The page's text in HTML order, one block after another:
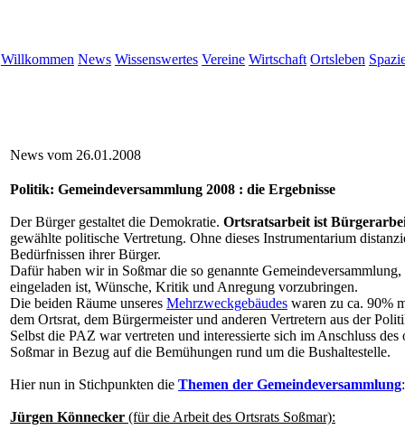
Willkommen News Wissenswertes Vereine Wirtschaft Ortsleben
News vom 26.01.2008
Politik: Gemeindeversammlung 2008 : die Ergebnisse
Der Bürger gestaltet die Demokratie. Ortsratsarbeit ist
gewählte politische Vertretung. Ohne dieses Instrumentarium
Bedürfnissen ihrer Bürger.
Dafür haben wir in Soßmar die so genannte
eingeladen ist, Wünsche, Kritik und Anregung vorzubringen.
Die beiden Räume unseres Mehrzweckgebäudes waren zu ca. 90%
dem Ortsrat, dem Bürgermeister und anderen Vertretern aus der
Selbst die PAZ war vertreten und interessierte sich im Anschluss
Soßmar in Bezug auf die Bemühungen rund um die Bushaltestelle.
Hier nun in Stichpunkten die Themen der Gemeindeversammlung:
Jürgen Könnecker (für die Arbeit des Ortsrats Soßmar):